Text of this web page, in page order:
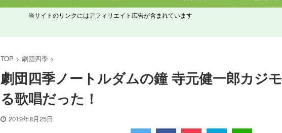
当サイトのリンクにはアフィリエイト広告が含まれています
TOP > 劇団四季 >
劇団四季ノートルダムの鐘 寺元健一郎カジ
る歌唱だった！
2019年8月25日